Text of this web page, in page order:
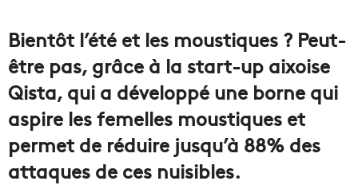
Bientôt l’été et les moustiques ? Peut-
être pas, grâce à la start-up aixoise
Qista, qui a développé une borne qui
aspire les femelles moustiques et
permet de réduire jusqu’à 88% des
attaques de ces nuisibles.